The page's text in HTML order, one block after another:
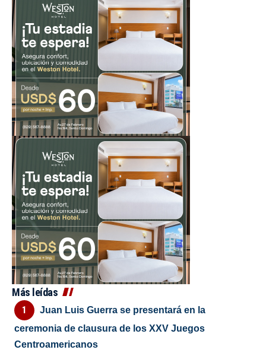
Más leídas
Juan Luis Guerra se presentará en la
ceremonia de clausura de los XXV Juegos
Centroamericanos